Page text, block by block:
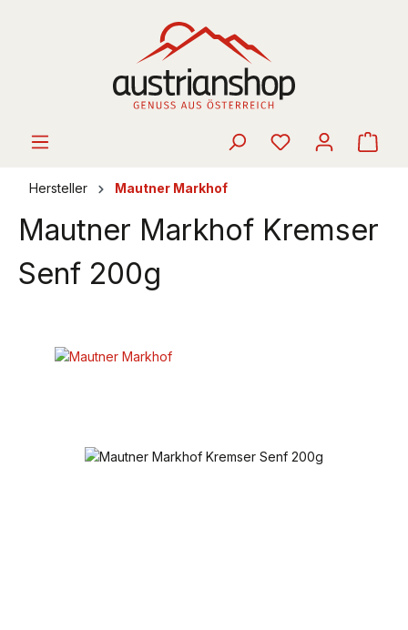
Hersteller Mautner Markhof
Mautner Markhof Kremser
Senf 200g
Bildergalerie überspringen